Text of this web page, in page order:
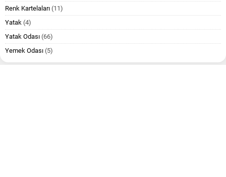
Renk Kartelaları (11)
Yatak (4)
Yatak Odası (66)
Yemek Odası (5)